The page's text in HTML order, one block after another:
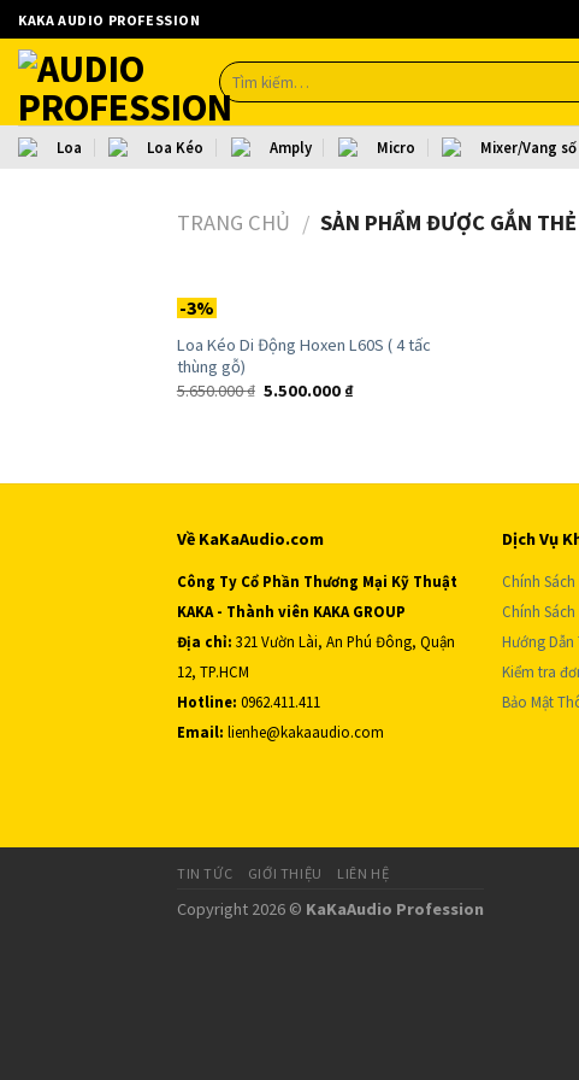
Skip
to
content
KAKA AUDIO PROFESSION
Loa Loa Kéo Amply Micro Mixer/Vang số
TRANG CHỦ / SẢN PHẨM ĐƯỢC GẮN
-3%
Add to
Loa Kéo Di Động Hoxen L60S ( 4 tấc
thùng gỗ)
5.650.000₫ 5.500.000 ₫
Về KaKaAudio.com
Công Ty Cổ Phần Thương Mại Kỹ Thuật
KAKA - Thành viên KAKA GROUP
Địa chỉ: 321 Vườn Lài, An Phú Đông, Quận
12, TP.HCM
Hotline: 0962.411.411
Email: lienhe@kakaaudio.com
Dịch Vụ
Chính
Chính
Hướng
Kiểm tra
Bảo Mật
TIN TỨC GIỚI THIỆU LIÊN HỆ
Copyright 2026 © KaKaAudio Profession